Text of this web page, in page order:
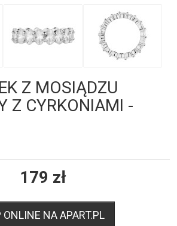
Z MOSIĄDZU
Z CYRKONIAMI -
179 zł
ONLINE NA APART.PL